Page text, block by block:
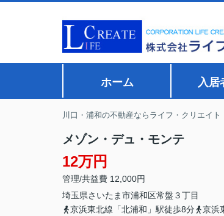
ホーム 入居
川口・浦和の不動産ならライフ・クリエイト
メゾン・デュ・モンテ
12万円
管理/共益費 12,000円
埼玉県さいたま市浦和区常盤 ３丁目
京浜東北線「北浦和」駅徒歩8分
京浜